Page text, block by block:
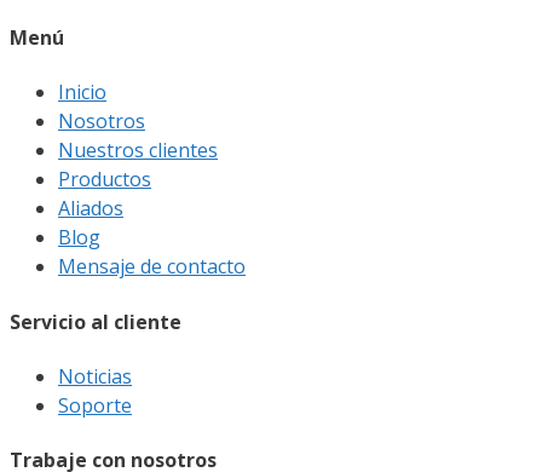
Menú
Inicio
Nosotros
Nuestros clientes
Productos
Aliados
Blog
Mensaje de contacto
Servicio al cliente
Noticias
Soporte
Trabaje con nosotros